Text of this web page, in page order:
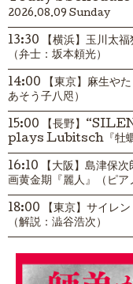
2026.08.09 Sunday
13:30 【横浜】玉川太
（弁士：坂本頼光）
14:00 【東京】麻生やた
あそう子八咫）
15:00 【長野】
plays Lubitsch『牡蠣
16:10 【大阪】島津保
画黄金期『麗人』（ピア
18:00 【東京】サイレ
（解説：澁谷浩次）